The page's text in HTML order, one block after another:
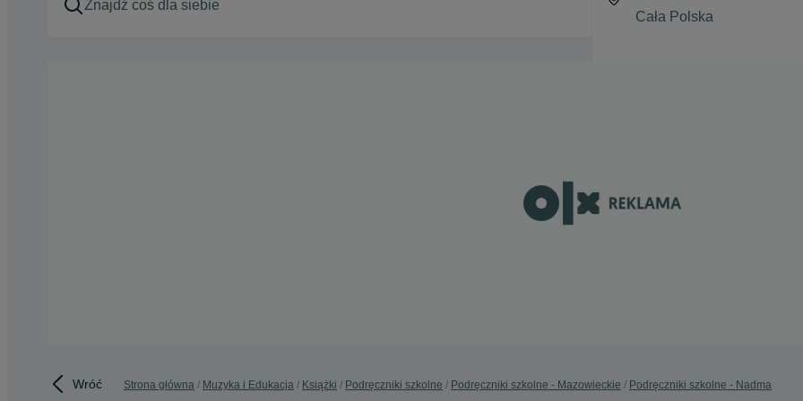
Wróć Strona główna Muzyka i Edukacja Książki Podręczniki szkolne Podręczniki szkolne - Mazowieckie Podręczniki szkolne - Nadma